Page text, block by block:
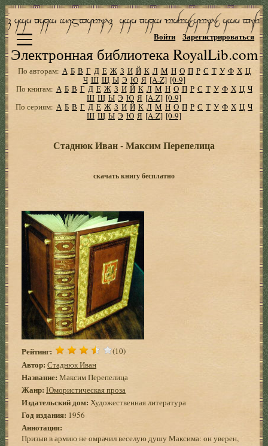
Электронная библиотека RoyalLib.com
Войти Зарегистрироваться
По авторам: А Б В Г Д Е Ж З И Й К Л М Н О П Р С Т У Ф Х Ц
Ч Ш Щ Ы Э Ю Я [A-Z] [0-9]
По книгам: А Б В Г Д Е Ж З И Й К Л М Н О П Р С Т У Ф Х Ц Ч
Ш Щ Ы Э Ю Я [A-Z] [0-9]
По сериям: А Б В Г Д Е Ж З И Й К Л М Н О П Р С Т У Ф Х Ц Ч
Ш Щ Ы Э Ю Я [A-Z] [0-9]
Стаднюк Иван - Максим Перепелица
скачать книгу бесплатно
Рейтинг: (10)
Автор: Стаднюк Иван
Название: Максим Перепелица
Жанр: Юмористическая проза
Издательский дом: Художественная литература
Год издания: 1956
Аннотация:
Призыв в армию не омрачил веселую душу Максима: он уверен,